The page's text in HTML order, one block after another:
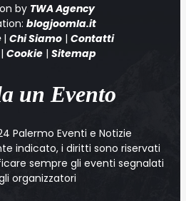
by TWA Agency
blogjoomla.it
| Chi Siamo| Contatti
Cookie | Sitemap
un Evento
Palermo Eventi e Notizie
indicato, i diritti sono riservati
sempre gli eventi segnalati
organizzatori